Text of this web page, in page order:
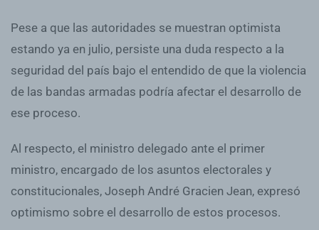
Pese a que las autoridades se muestran optimista
estando ya en julio, persiste una duda respecto a la
seguridad del país bajo el entendido de que la violencia
de las bandas armadas podría afectar el desarrollo de
ese proceso.
Al respecto, el ministro delegado ante el primer
ministro, encargado de los asuntos electorales y
constitucionales, Joseph André Gracien Jean, expresó
optimismo sobre el desarrollo de estos procesos.